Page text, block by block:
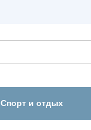
Спорт и отдых